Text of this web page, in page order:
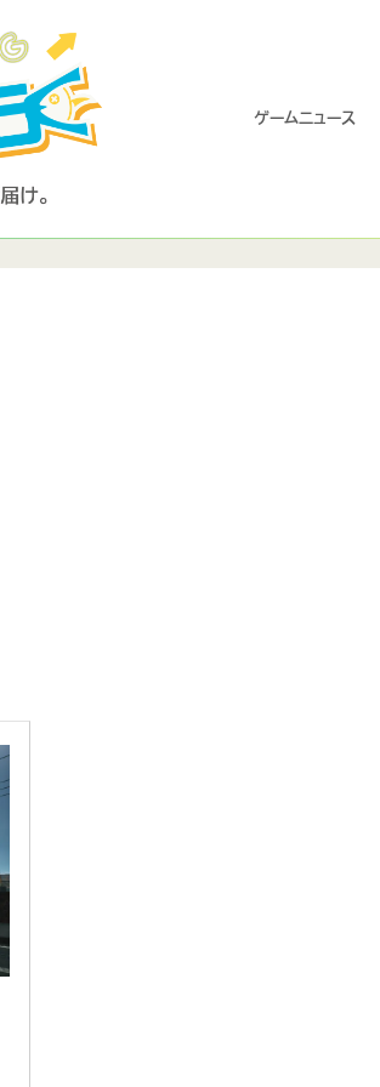
ゲームニュース